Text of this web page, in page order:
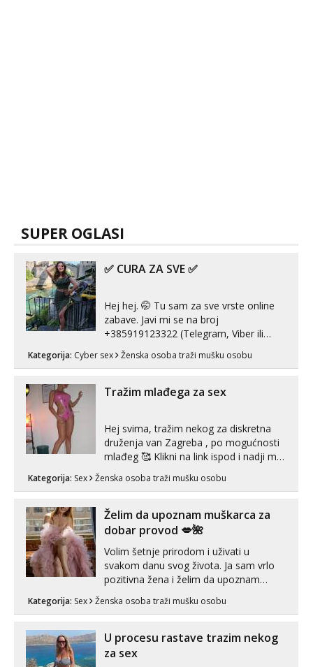
SUPER OGLASI
✅ CURA ZA SVE ✅
Hej hej. 🤭 Tu sam za sve vrste online
zabave. Javi mi se na broj
+385919123322 (Telegram, Viber ili
Whatsapp). 🤙 NE javljaj se na uzivo.
Hvala.
Kategorija: Cyber sex Ženska osoba traži mušku osobu
Tražim mlađega za sex
Hej svima, tražim nekog za diskretna
druženja van Zagreba , po mogućnosti
mlađeg 🥰 Klikni na link ispod i nadji me
Kategorija: Sex Ženska osoba traži mušku osobu
Želim da upoznam muškarca za
dobar provod 💋🌺
Volim šetnje prirodom i uživati u
svakom danu svog života. Ja sam vrlo
pozitivna žena i želim da upoznam
može i nešto više.💋🌺 Klikni na link
Kategorija: Sex Ženska osoba traži mušku osobu
U procesu rastave trazim nekog
za sex